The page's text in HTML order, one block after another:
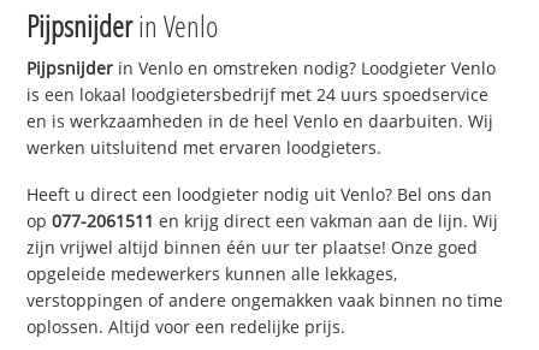
Pijpsnijderin Venlo
Pijpsnijder in Venlo en omstreken nodig? Loodgieter Venlo
is een lokaal loodgietersbedrijf met 24 uurs spoedservice
en is werkzaamheden in de heel Venlo en daarbuiten. Wij
werken uitsluitend met ervaren loodgieters.
Heeft u direct een loodgieter nodig uit Venlo? Bel ons dan
op077-2061511 en krijg direct een vakman aan de lijn. Wij
zijn vrijwel altijd binnen één uur ter plaatse! Onze goed
opgeleide medewerkers kunnen alle lekkages,
verstoppingen of andere ongemakken vaak binnen no time
oplossen. Altijd voor een redelijke prijs.